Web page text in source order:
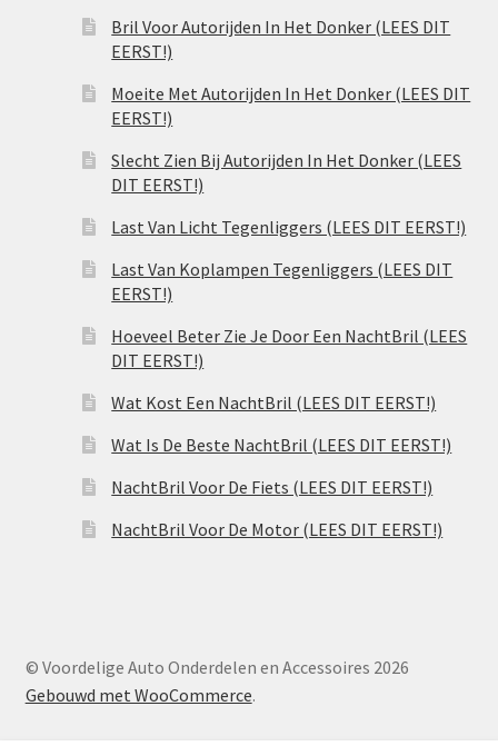
Bril Voor Autorijden In Het Donker (LEES DIT
EERST!)
Moeite Met Autorijden In Het Donker (LEES DIT
EERST!)
Slecht Zien Bij Autorijden In Het Donker (LEES
DIT EERST!)
Last Van Licht Tegenliggers (LEES DIT EERST!)
Last Van Koplampen Tegenliggers (LEES DIT
EERST!)
Hoeveel Beter Zie Je Door Een NachtBril (LEES
DIT EERST!)
Wat Kost Een NachtBril (LEES DIT EERST!)
Wat Is De Beste NachtBril (LEES DIT EERST!)
NachtBril Voor De Fiets (LEES DIT EERST!)
NachtBril Voor De Motor (LEES DIT EERST!)
© Voordelige Auto Onderdelen en Accessoires 2026
Gebouwd met WooCommerce.